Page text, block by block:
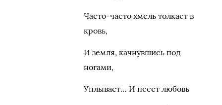
Часто-часто хмель толкает в
кровь,
И земля, качнувшись под
ногами,
Уплывает… И несет любовь